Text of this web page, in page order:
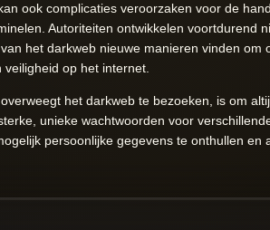
ook complicaties veroorzaken voor de
Autoriteiten ontwikkelen voortdurend
het darkweb nieuwe manieren vinden
op het internet.
het darkweb te bezoeken, is om
unieke wachtwoorden voor
persoonlijke gegevens te onthullen en